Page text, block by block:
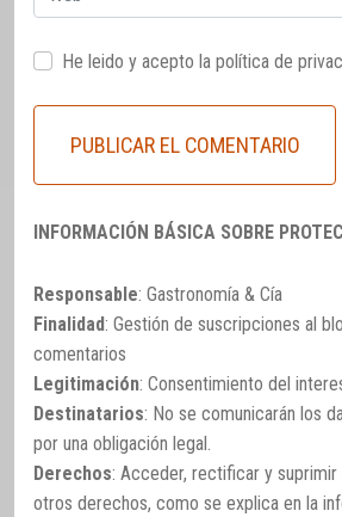
He leido y acepto la política de
INFORMACIÓN BÁSICA SOBRE
Responsable: Gastronomía & Cía
Finalidad: Gestión de suscripciones al
comentarios
Legitimación: Consentimiento del
Destinatarios: No se comunicarán los
por una obligación legal.
Derechos: Acceder, rectificar y
otros derechos, como se explica en la